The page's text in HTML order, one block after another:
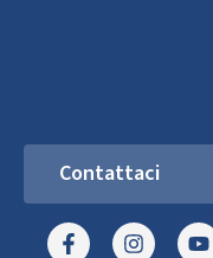
Contattaci